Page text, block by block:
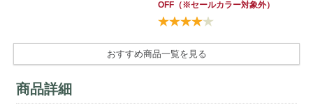
OFF （※セールカラー対象外）
おすすめ商品一覧を見る
商品詳細